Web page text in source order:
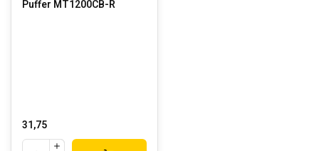
Puffer MT1200CB-R
31,75